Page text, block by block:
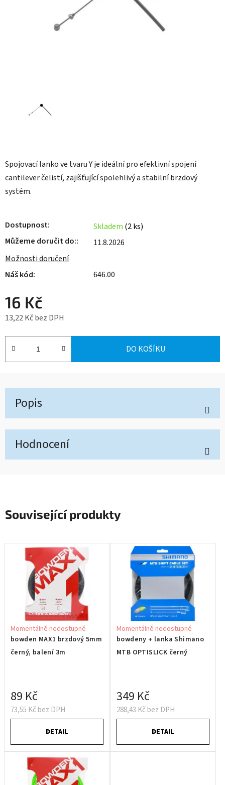
Spojovací lanko ve tvaru Y je ideální pro efektivní spojení
cantilever čelistí, zajišťující spolehlivý a stabilní brzdový
systém.
Dostupnost Skladem (2 ks)
Můžeme doručit do:
11.8.2026
Možnosti doručení
646.00
16 Kč
13,22 Kč bez DPH
Měrná cena:
DO KOŠÍKU
Popis
Hodnocení
Související produkty
bowden MAX1 brzdový 5mm
černý, balení 3m
Momentálně nedostupné
73,55 Kč bez DPH
89 Kč
DETAIL
bowdeny + lanka Shimano
MTB OPTISLICK černý
Momentálně nedostupné
288,43 Kč bez DPH
349 Kč
DETAIL